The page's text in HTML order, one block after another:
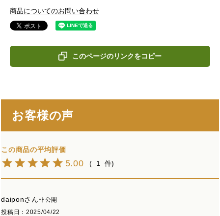
商品についてのお問い合わせ
このページのリンクをコピー
お客様の声
5.00 1
daipon
非公開
投稿日
2025/04/22